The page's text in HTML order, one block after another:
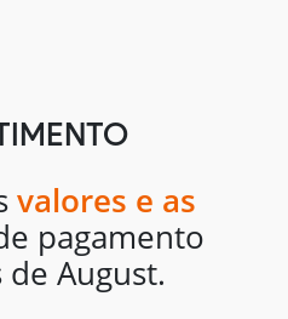
valores e as
pagamento
de August.